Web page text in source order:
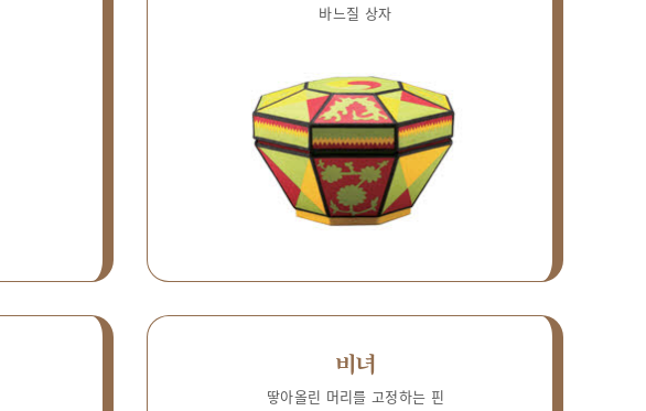
바느질 상자
비녀
땋아올린 머리를 고정하는 핀